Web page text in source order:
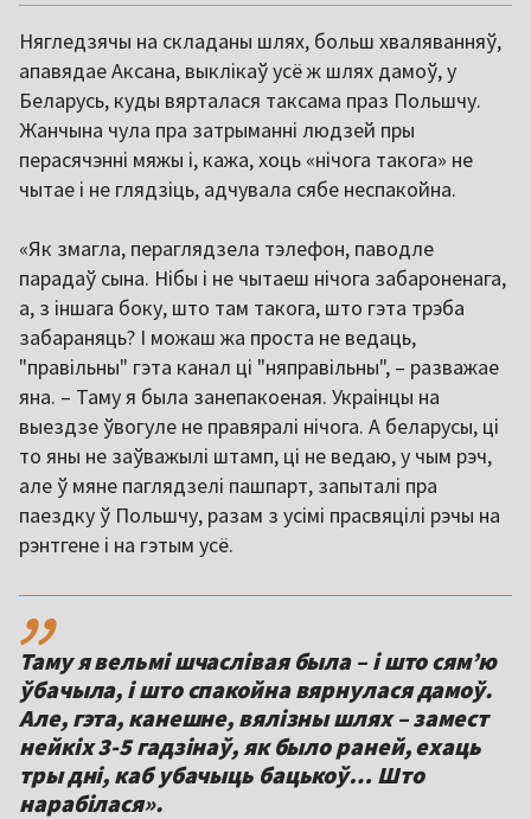
Нягледзячы на складаны шлях, больш хваляванняў,
апавядае Аксана, выклікаў усё ж шлях дамоў, у
Беларусь, куды вярталася таксама праз Польшчу.
Жанчына чула пра затрыманні людзей пры
перасячэнні мяжы і, кажа, хоць «нічога такога» не
чытае і не глядзіць, адчувала сябе неспакойна.
«Як змагла, пераглядзела тэлефон, паводле
парадаў сына. Нібы і не чытаеш нічога забароненага,
а, з іншага боку, што там такога, што гэта трэба
забараняць? І можаш жа проста не ведаць,
"правільны" гэта канал ці "няправільны", – разважае
яна. – Таму я была занепакоеная. Украінцы на
выездзе ўвогуле не правяралі нічога. А беларусы, ці
то яны не заўважылі штамп, ці не ведаю, у чым рэч,
але ў мяне паглядзелі пашпарт, запыталі пра
паездку ў Польшчу, разам з усімі прасвяцілі рэчы на
рэнтгене і на гэтым усё.
,,
Таму я вельмі шчаслівая была – і што сямʼю
ўбачыла, і што спакойна вярнулася дамоў.
Але, гэта, канешне, вялізны шлях – замест
нейкіх 3-5 гадзінаў, як было раней, ехаць
тры дні, каб убачыць бацькоў… Што
нарабілася».